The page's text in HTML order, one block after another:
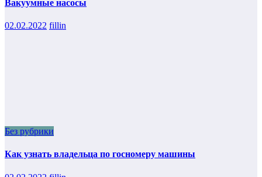
Вакуумные насосы
02.02.2022 fillin
Без рубрики
Как узнать владельца по госномеру машины